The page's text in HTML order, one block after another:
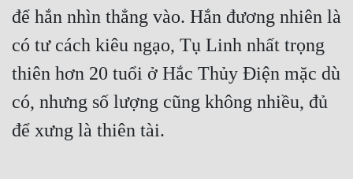
Kinh Dị
Kiếm Hiệp
Kỳ Huyễn
Kỳ Ảo
Linh Dị
để hắn nhìn thẳng vào. Hắn đương nhiên là
có tư cách kiêu ngạo, Tụ Linh nhất trọng
thiên hơn 20 tuổi ở Hắc Thủy Điện mặc dù
có, nhưng số lượng cũng không nhiều, đủ
để xưng là thiên tài.